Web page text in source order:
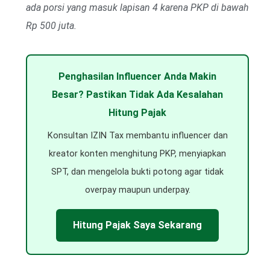
ada porsi yang masuk lapisan 4 karena PKP di bawah
Rp 500 juta.
Penghasilan Influencer Anda Makin
Besar? Pastikan Tidak Ada Kesalahan
Hitung Pajak
Konsultan IZIN Tax membantu influencer dan
kreator konten menghitung PKP, menyiapkan
SPT, dan mengelola bukti potong agar tidak
overpay maupun underpay.
Hitung Pajak Saya Sekarang